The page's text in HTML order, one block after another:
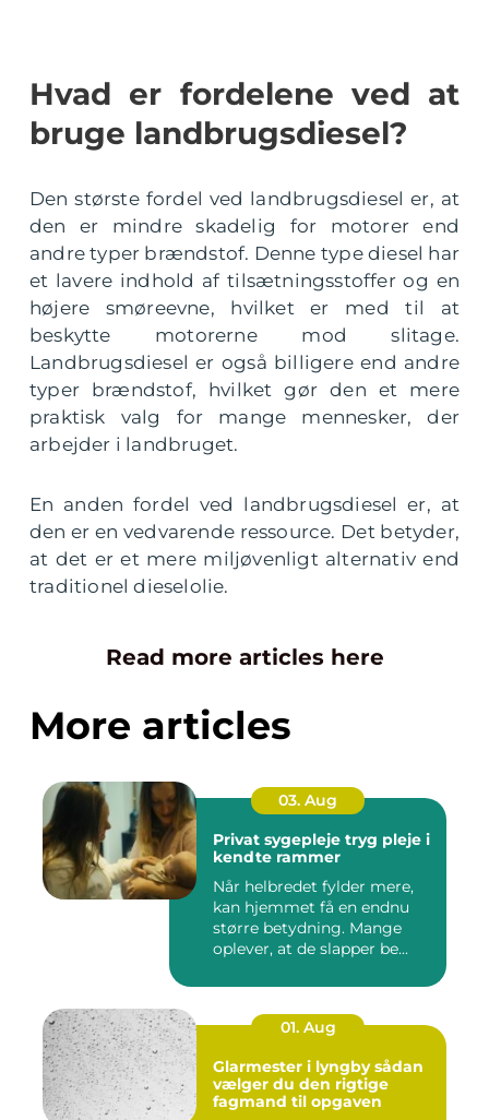
Hvad er fordelene ved at
bruge landbrugsdiesel?
Den største fordel ved landbrugsdiesel er, at
den er mindre skadelig for motorer end
andre typer brændstof. Denne type diesel har
et lavere indhold af tilsætningsstoffer og en
højere smøreevne, hvilket er med til at
beskytte motorerne mod slitage.
Landbrugsdiesel er også billigere end andre
typer brændstof, hvilket gør den et mere
praktisk valg for mange mennesker, der
arbejder i landbruget.
En anden fordel ved landbrugsdiesel er, at
den er en vedvarende ressource. Det betyder,
at det er et mere miljøvenligt alternativ end
traditionel dieselolie.
Read more articles here
More articles
03. Aug
Privat sygepleje tryg pleje i
kendte rammer
Når helbredet fylder mere,
kan hjemmet få en endnu
større betydning. Mange
oplever, at de slapper be...
01. Aug
Glarmester i lyngby sådan
vælger du den rigtige
fagmand til opgaven